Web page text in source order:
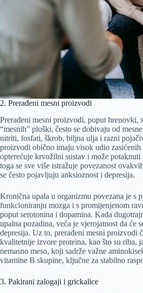
2. Prerađeni mesni proizvodi
Prerađeni mesni proizvodi, poput hrenovki,
“mesnih” ploški, često se dobivaju od
nitriti, fosfati, škrob, biljna ulja i razni
proizvodi obično imaju visok udio zasićenih
opterećuje krvožilni sustav i može
toga se sve više istražuje povezanost
se često pojavljuju anksioznost i depresija.
Kronična upala u organizmu povezana je s
funkcioniranju mozga i s promijenjenom
poput serotonina i dopamina. Kada
upalna pozadina, veća je vjerojatnost da će
depresija. Uz to, prerađeni mesni proizvodi
kvalitetnije izvore proteina, kao što su riba,
nemasno meso, koji sadrže važne
vitamine B skupine, ključne za stabilno
3. Pakirani zalogaji i grickalice